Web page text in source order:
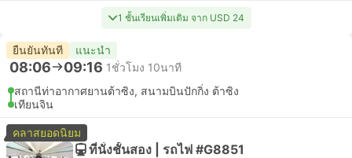
1 ชั้นเรียนเพิ่มเติม จาก USD 24
ยืนยันทันที แนะนำ
08:06 09:16 1ชั่วโมง 10นาที
สถานีท่าอากาศยานต้าซิง, สนามบินปักกิ่ง ต้าซิง
เทียนจิน
คลาสยอดนิยม
ที่นั่งชั้นสอง | รถไฟ #G8851